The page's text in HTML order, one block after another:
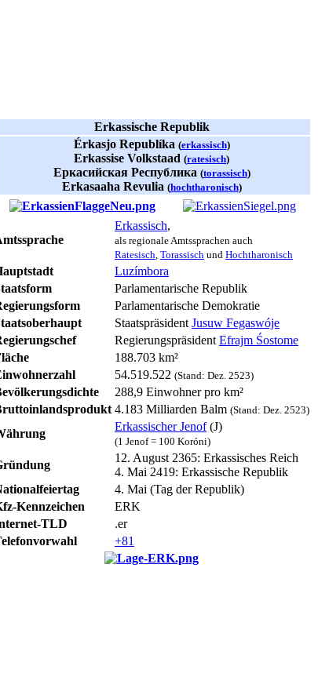
Erkassische Republik
Érkasjo Republíka (erkassisch)
Erkassise Volkstaad (ratesisch)
Еркасийская Республика (torassisch)
Erkasaaha Revulia (hochtharonisch)
Erkassisch,
als regionale Amtssprachen auch
Ratesisch Torassisch und Hochtharonisch
Luzímbora
Parlamentarische Republik
Parlamentarische Demokratie
Staatspräsident Jusuw Fegaswóje
Regierungspräsident Efrajm Śostome
188.703 km²
54.519.522 (Stand: Dez. 2523)
288,9 Einwohner pro km²
4.183 Milliarden Balm (Stand: Dez. 2523)
Erkassischer Jenof(J)
(1 Jenof = 100 Koróni)
12. August 2365: Erkassisches Reich
4. Mai 2419: Erkassische Republik
4. Mai (Tag der Republik)
Kennzeichen
ERK
TLD
.er
+81